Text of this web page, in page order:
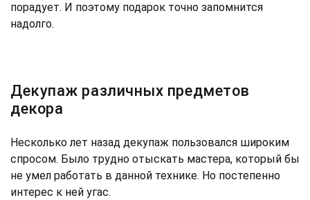
порадует. И поэтому подарок точно запомнится
надолго.
Декупаж различных предметов
декора
Несколько лет назад декупаж пользовался широким
спросом. Было трудно отыскать мастера, который бы
не умел работать в данной технике. Но постепенно
интерес к ней угас.